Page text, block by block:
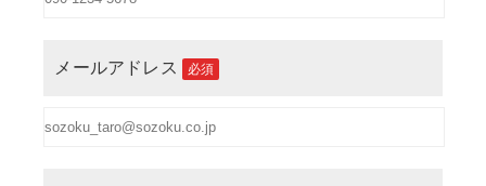
メールアドレス 必須